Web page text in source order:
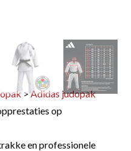
>Adidas judopak
op
en professionele